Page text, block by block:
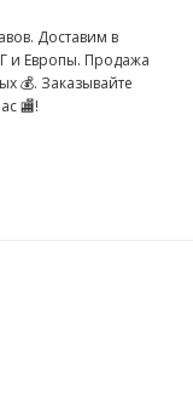
Доставим в
и Европы. Продажа
💰. Заказывайте
🏬!